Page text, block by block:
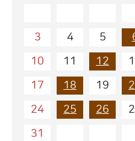
3
4 5
10
11 12
17
18 19
24
25 26
31